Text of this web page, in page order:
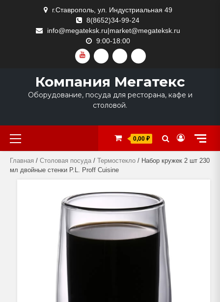
г.Ставрополь, ул. Индустриальная 49
8(8652)34-99-24
info@megateksk.ru|market@megateksk.ru
9:00-18:00
YOUTUBEVKVIDEORUTUBEDZEN
Компания Мегатекс
Оборудование, посуда для ресторана, кафе и
столовой.
Primary
Menu
0,00 ₽
Главная / Столовая посуда / Термостекло / Набор кружек 2 шт 230
мл двойные стенки P.L. Proff Cuisine